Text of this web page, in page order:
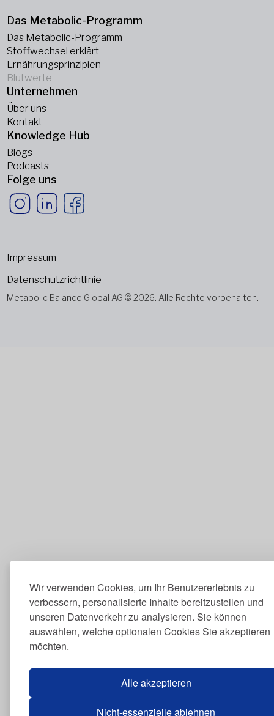
Wir verwenden Cookies, um Ihr Benutzererlebnis zu
verbessern, personalisierte Inhalte bereitzustellen und
unseren Datenverkehr zu analysieren. Sie können
auswählen, welche optionalen Cookies Sie akzeptieren
möchten.
Alle akzeptieren
Nicht-essenzielle ablehnen
Das Metabolic-Programm
Das Metabolic-Programm
Stoffwechsel erklärt
Ernährungsprinzipien
Blutwerte
Unternehmen
Über uns
Kontakt
Knowledge Hub
Blogs
Podcasts
Folge uns
Metabolic Balance Global AG © 2026. Alle Rechte vorbehalten.
Impressum
Datenschutzrichtlinie